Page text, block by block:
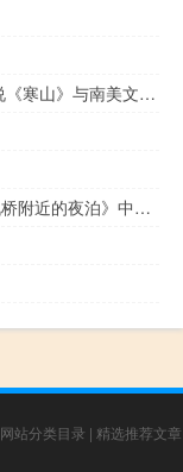
40000字硕士毕业论文查尔斯·弗雷泽的小说《寒山》与南美文学传统
38570字硕士毕业论文浅析黎英海作品《枫桥附近的夜泊》中的“情感”和“声音”
网站分类目录 | 精选推荐文章